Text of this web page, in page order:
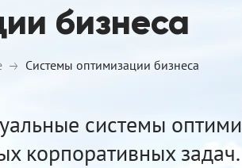
бизнеса
Системы оптимизации бизнеса
системы
корпоративных задач.